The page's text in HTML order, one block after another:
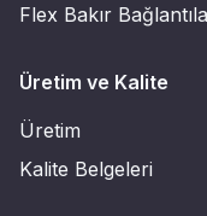
Flex Bakır
Üretim ve Kalite
Üretim
Kalite Belgeleri